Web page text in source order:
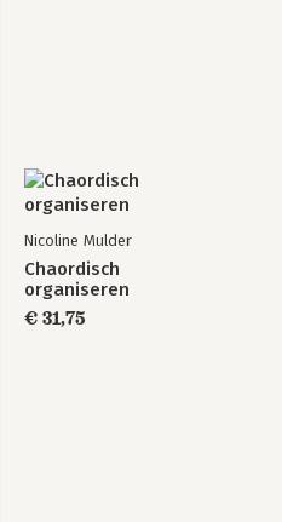
Nicoline Mulder
Chaordisch
organiseren
€ 31,75